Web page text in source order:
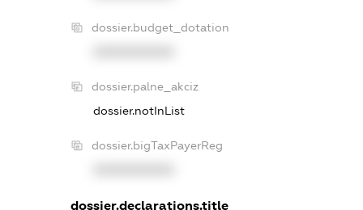
dossier.budget_dotation
dossier.palne_akciz
dossier.notInList
dossier.bigTaxPayerReg
dossier.declarations.title